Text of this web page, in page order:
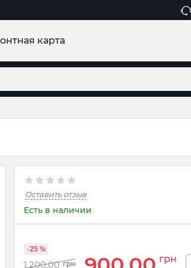
карта
Оставить отзыв
Есть в наличии
1 200,00 грн грн
-25 %